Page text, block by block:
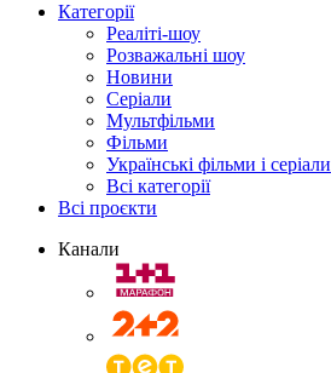
Категорії
Реаліті-шоу
Розважальні шоу
Новини
Серіали
Мультфільми
Фільми
Українські фільми і серіали
Всі категорії
Всі проєкти
Канали